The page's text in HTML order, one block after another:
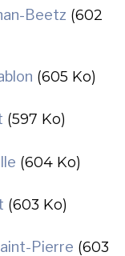
Beetz (602
(605 Ko)
(597 Ko)
(604 Ko)
(603 Ko)
Pierre (603